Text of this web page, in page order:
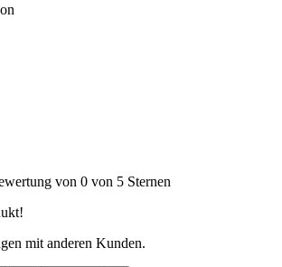
von 0 von 5 Sternen
mit anderen Kunden.